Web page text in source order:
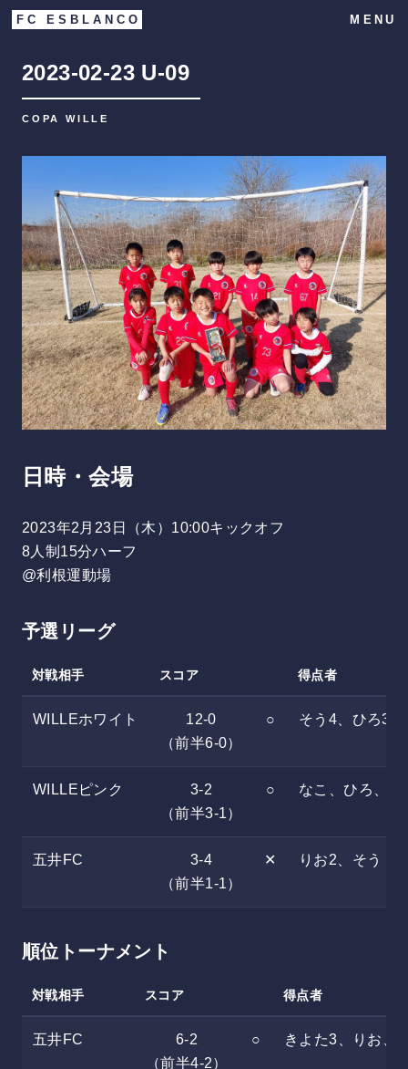
FC ESBLANCO MENU
2023-02-23 U-09
COPA WILLE
日時・会場
2023年2月23日（木）10:00キックオフ
8人制15分ハーフ
@利根運動場
予選リーグ
対戦相手 スコア 得点者
WILLEホワイト
12-0
（前半6-0）
○ そう4、ひろ3
WILLEピンク
3-2
（前半3-1）
○ なこ、ひろ、き
五井FC
3-4
（前半1-1）
✕ りお2、そう
順位トーナメント
対戦相手 スコア 得点者
五井FC
6-2
（前半4-2）
○ きよた3、りお、